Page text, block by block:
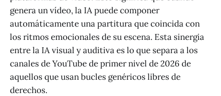
genera un vídeo, la IA puede componer
automáticamente una partitura que coincida con
los ritmos emocionales de su escena. Esta sinergia
entre la IA visual y auditiva es lo que separa a los
canales de YouTube de primer nivel de 2026 de
aquellos que usan bucles genéricos libres de
derechos.